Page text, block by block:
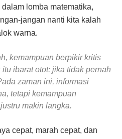
lomba matematika,
jangan nanti kita kalah
warna.
kemampuan berpikir kritis
ibarat otot: jika tidak pernah
zaman ini, informasi
tetapi kemampuan
makin langka.
cepat, marah cepat, dan